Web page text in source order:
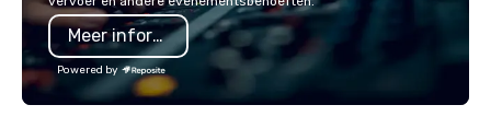
also a certified WOSB.
Meer informatie
Powered by